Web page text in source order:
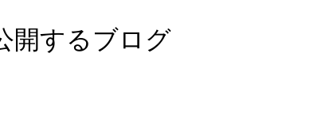
開するブログ